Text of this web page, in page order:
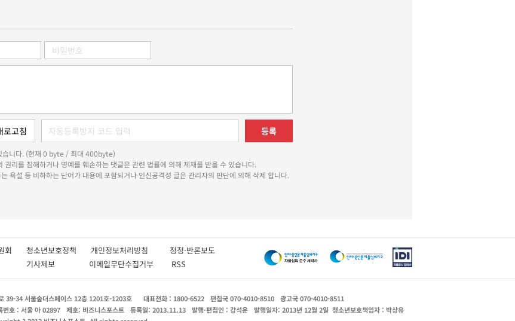
등록
습니다. (현재 0 byte / 최대 400byte)
권리를 침해하거나 명예를 훼손하는 댓글은 관련 법률에 의해 제재를 받을 수 있습니다.
욕설 등 비하하는 단어가 내용에 포함되거나 인신공격성 글은 관리자의 판단에 의해 삭제 합니다.
원회 청소년보호정책 개인정보처리방침 정정·반론보도
기사제보 이메일무단수집거부 RSS
39-34 서울숲더스페이스 12층 1201호-1203호 대표전화 : 1800-6522 편집국 070-4010-8510
광고국 070-4010-8511
번호 : 서울 아 02897 제호: 비즈니스포스트 등록일: 2013.11.13 발행·편집인 : 강석운 발행일자: 2013년 12월 2일 청소년보호책임자 : 박상유